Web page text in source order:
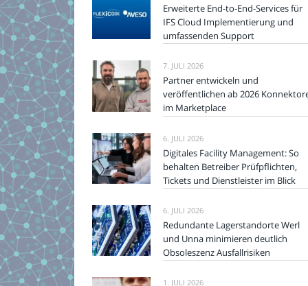
Erweiterte End-to-End-Services für
IFS Cloud Implementierung und
umfassenden Support
7. JULI 2026
Partner entwickeln und
veröffentlichen ab 2026
im Marketplace
6. JULI 2026
Digitales Facility Management: So
behalten Betreiber Prüfpflichten,
Tickets und Dienstleister im Blick
6. JULI 2026
Redundante Lagerstandorte Werl
und Unna minimieren deutlich
Obsoleszenz Ausfallrisiken
1. JULI 2026